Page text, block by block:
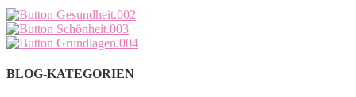
BLOG-KATEGORIEN